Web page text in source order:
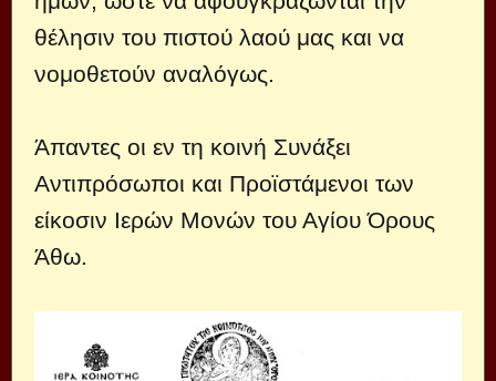
θέλησιν του πιστού λαού μας και να
νομοθετούν αναλόγως.
Άπαντες οι εν τη κοινή Συνάξει
Αντιπρόσωποι και Προϊστάμενοι των
είκοσιν Ιερών Μονών του Αγίου Όρους
Άθω.